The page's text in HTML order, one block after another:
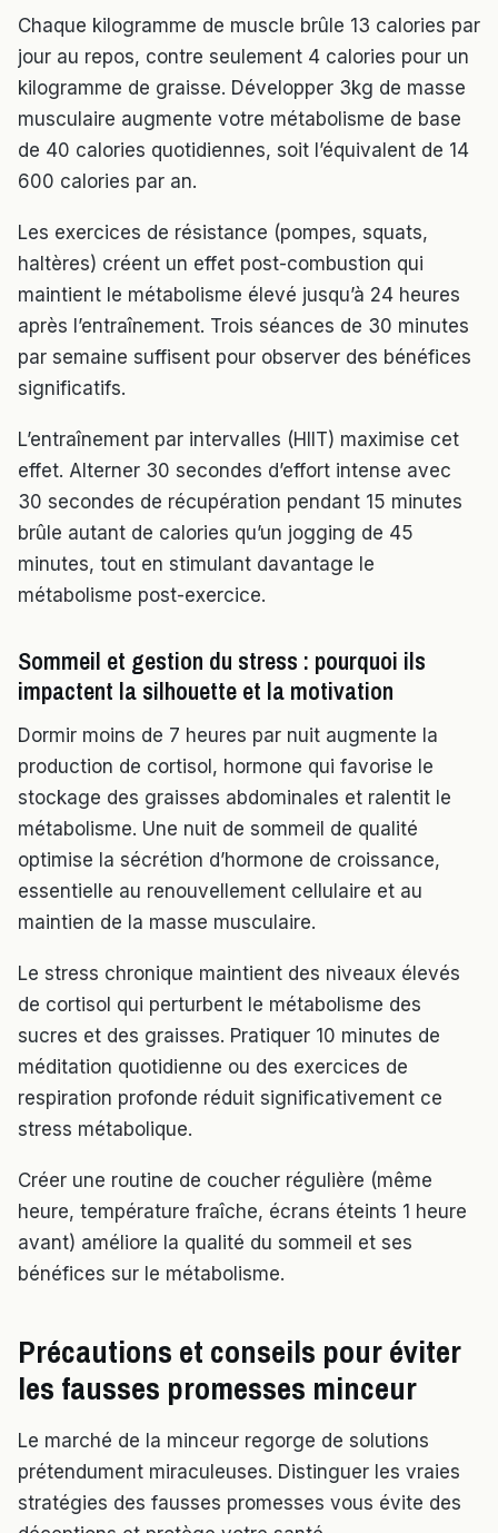
Chaque kilogramme de muscle brûle 13 calories par
jour au repos, contre seulement 4 calories pour un
kilogramme de graisse. Développer 3kg de masse
musculaire augmente votre métabolisme de base
de 40 calories quotidiennes, soit l’équivalent de 14
600 calories par an.
Les exercices de résistance (pompes, squats,
haltères) créent un effet post-combustion qui
maintient le métabolisme élevé jusqu’à 24 heures
après l’entraînement. Trois séances de 30 minutes
par semaine suffisent pour observer des bénéfices
significatifs.
L’entraînement par intervalles (HIIT) maximise cet
effet. Alterner 30 secondes d’effort intense avec
30 secondes de récupération pendant 15 minutes
brûle autant de calories qu’un jogging de 45
minutes, tout en stimulant davantage le
métabolisme post-exercice.
Sommeil et gestion du stress : pourquoi ils
impactent la silhouette et la motivation
Dormir moins de 7 heures par nuit augmente la
production de cortisol, hormone qui favorise le
stockage des graisses abdominales et ralentit le
métabolisme. Une nuit de sommeil de qualité
optimise la sécrétion d’hormone de croissance,
essentielle au renouvellement cellulaire et au
maintien de la masse musculaire.
Le stress chronique maintient des niveaux élevés
de cortisol qui perturbent le métabolisme des
sucres et des graisses. Pratiquer 10 minutes de
méditation quotidienne ou des exercices de
respiration profonde réduit significativement ce
stress métabolique.
Créer une routine de coucher régulière (même
heure, température fraîche, écrans éteints 1 heure
avant) améliore la qualité du sommeil et ses
bénéfices sur le métabolisme.
Précautions et conseils pour éviter
les fausses promesses minceur
Le marché de la minceur regorge de solutions
prétendument miraculeuses. Distinguer les vraies
stratégies des fausses promesses vous évite des